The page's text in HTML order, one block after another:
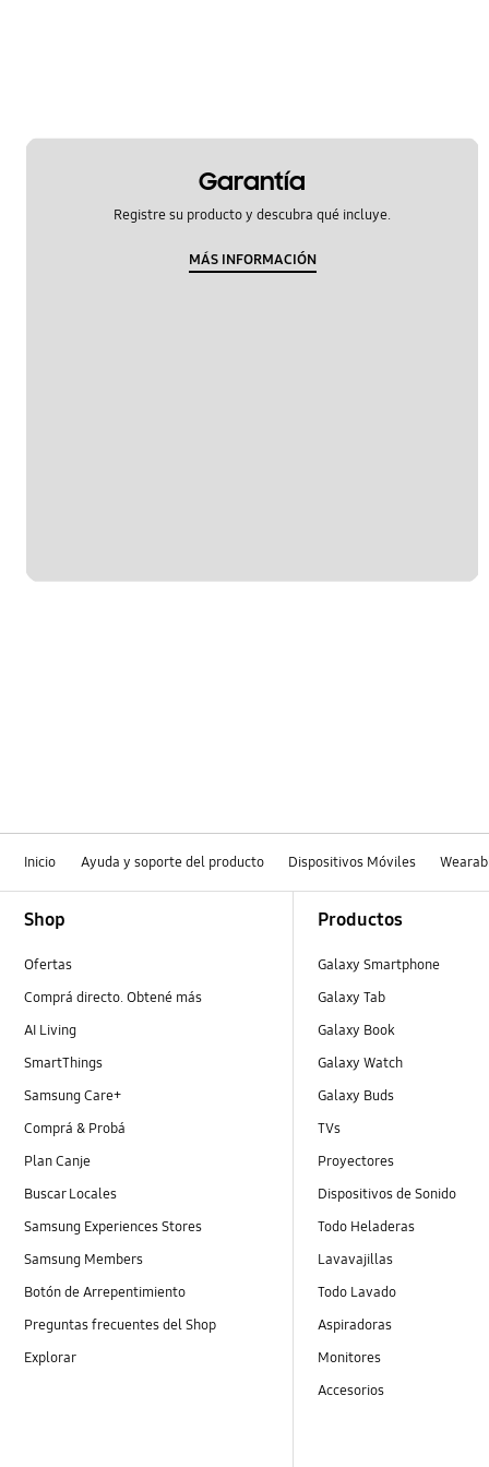
Garantía
Registre su producto y descubra qué incluye.
MÁS INFORMACIÓN
Inicio Ayuda y soporte del producto Dispositivos Móviles
Shop
Ofertas
Comprá directo. Obtené más
AI Living
SmartThings
Samsung Care+
Comprá & Probá
Plan Canje
Buscar Locales
Samsung Experiences Stores
Samsung Members
Botón de Arrepentimiento
Preguntas frecuentes del Shop
Explorar
Productos
Galaxy Smartphone
Galaxy Tab
Galaxy Book
Galaxy Watch
Galaxy Buds
TVs
Proyectores
Dispositivos de Sonido
Todo Heladeras
Lavavajillas
Todo Lavado
Aspiradoras
Monitores
Accesorios